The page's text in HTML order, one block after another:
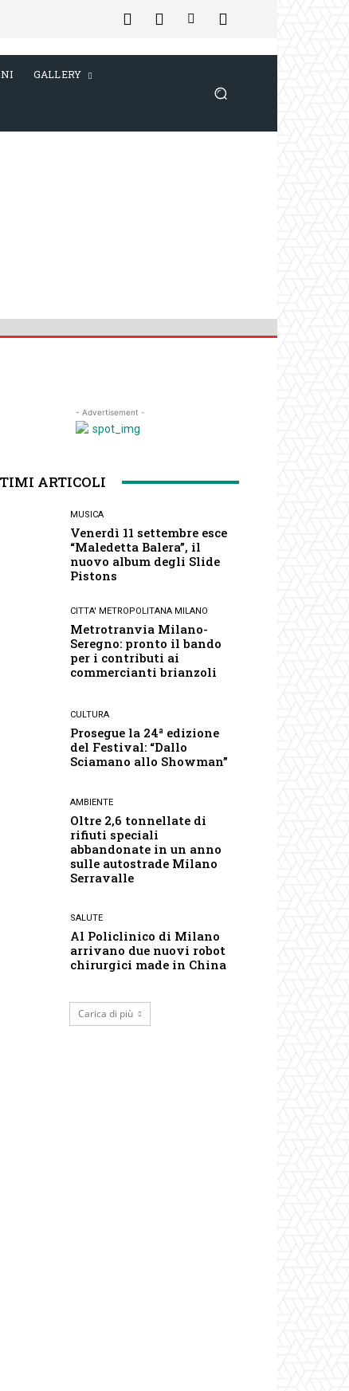
GALLERY
- Advertisement -
ARTICOLI
MUSICA
Venerdì 11 settembre esce
“Maledetta Balera”, il
nuovo album degli Slide
Pistons
CITTA' METROPOLITANA MILANO
Metrotranvia Milano-
Seregno: pronto il bando
per i contributi ai
commercianti brianzoli
CULTURA
Prosegue la 24ª edizione
del Festival: “Dallo
Sciamano allo Showman”
AMBIENTE
Oltre 2,6 tonnellate di
rifiuti speciali
abbandonate in un anno
sulle autostrade Milano
Serravalle
SALUTE
Al Policlinico di Milano
arrivano due nuovi robot
chirurgici made in China
Carica di più